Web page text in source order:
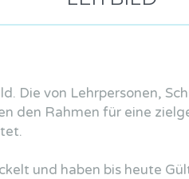
Die von Lehrpersonen,
den Rahmen für eine
und haben bis heute